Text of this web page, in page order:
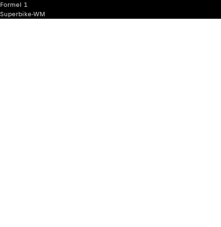
Formel 1
Superbike-WM